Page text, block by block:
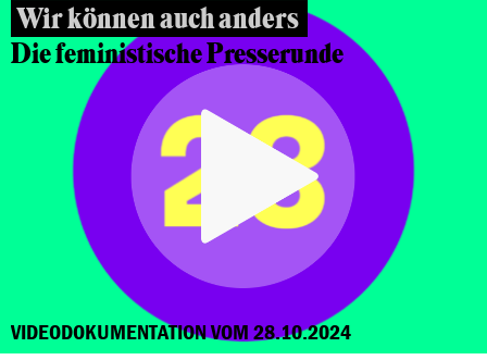
Wir können auch anders
Die feministische Presserunde
VIDEODOKUMENTATION VOM 28.10.2024